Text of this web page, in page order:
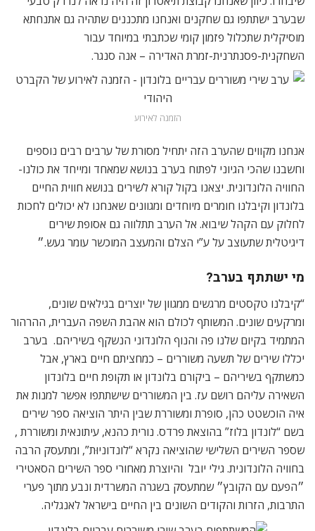
שבערב ישתתפו גם שחקנים ואנחנו מתכננים שתהיה גם אתנחתא
מוסיקלית שתכלול פזמון קומי שכתבתי במיוחד עבור
השחקנית-פסנתרנית-זמרת האדירה – אנה סנגר.
הזמנה לאירוע
אנחנו מקווים שהערב הזה יתחיל מסורת של ערבים רבים נוספים
וחשבנו שהכי הגיוני לפתוח בערב בנושא שמאחד ומייחד את כולנו-
החוויה הלונדונית. יצאנו בקול קורא לשירים בנושא חווית החיים
בלונדון וקיבלנו חומרים מיוחדים ומגוונים שאנחנו לא יכולים לחכות
לחלוק עם הקהל שיבוא. אל הערב תתלווה גם אסופת שירים
דיגיטלית שתעוצב על ע”י הצלם והמעצב המוכשר עומר געש.״
מי ישתתף בערב?
“קיבלנו טקסטים מרגשים ממגוון של יוצרים בגילאים שונים,
ומרקעים שונים. המשותף לכולם הוא אהבת השפה העברית, ההרהור
המתמיד בקיום שלנו פה והנוף הלונדוני הנשקף בשיריהם. בערב
יכללו שירים של תשעה משוררים – כמחציתם חיים בארץ, אבל
כמשתקף בשיריהם – ביקורם בלונדון או תקופת חיים בלונדון
השאירה עליהם רושם עז. בין המשוררים שישתתפו אפשר למנות את
איה הוכשטט כהן, סופרת ומשוררת שבין היתר הוציאה ספר שירים
בשם “לונדון בלוז” בהוצאת פרדס. נורית כהנא, עיתונאית ומשוררת ,
שספר השירים השלישי שהוציאה נקרא “לונדוניוּת”, ומתעסק הרבה
בחוויה הלונדונית. גילי יובל והיוצרת מאחורי ספר השירים הסאטירי
״הפעם עם הקובץ״ שמתעסק בשגרה המשרדית ונבע מתוך פערי
התרבות, הזרות והקודים השונים בין החיים בישראל לאנגליה.